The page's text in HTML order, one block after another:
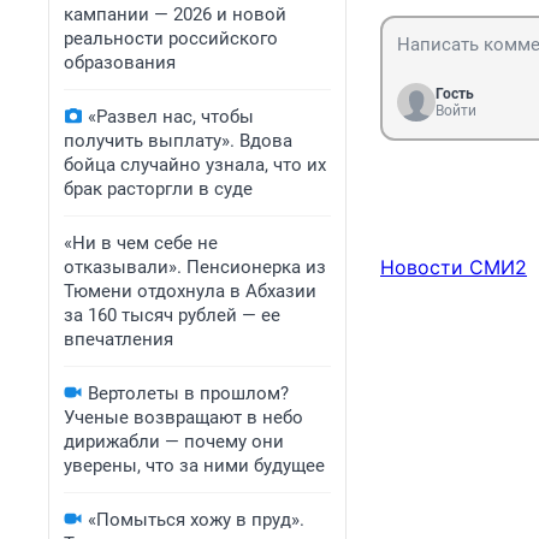
кампании — 2026 и новой
реальности российского
образования
«Развел нас, чтобы
получить выплату». Вдова
бойца случайно узнала, что их
брак расторгли в суде
«Ни в чем себе не
отказывали». Пенсионерка из
Тюмени отдохнула в Абхазии
за 160 тысяч рублей — ее
впечатления
Вертолеты в прошлом?
Ученые возвращают в небо
дирижабли — почему они
уверены, что за ними будущее
«Помыться хожу в пруд».
Гость
Войти
Новости СМИ2